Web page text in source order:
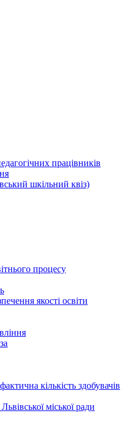
працівників
шкільний квіз)
процесу
якості освіти
кількість здобувачів
міської ради